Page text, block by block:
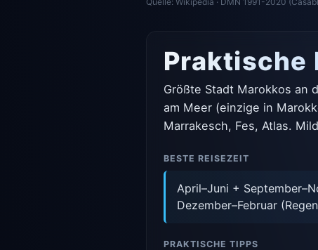
Praktische
Größte Stadt Marokkos an
am Meer (einzige in
Marrakesch, Fes, Atlas.
BESTE REISEZEIT
April–Juni +
Dezember–Februar
PRAKTISCHE TIPPS